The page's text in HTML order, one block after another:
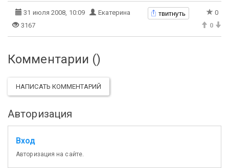
31 июля 2008, 10:09 Екатерина твитнуть
0
3167
0
Комментарии ()
НАПИСАТЬ КОММЕНТАРИЙ
Авторизация
Вход
Авторизация на сайте.